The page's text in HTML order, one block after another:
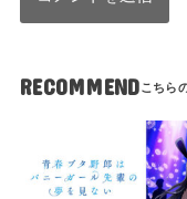
RECOMMEND